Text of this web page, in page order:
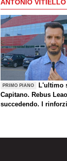
ANTONIO VITIELLO
PRIMO PIANO
L'ultimo
Capitano. Rebus
succedendo. I